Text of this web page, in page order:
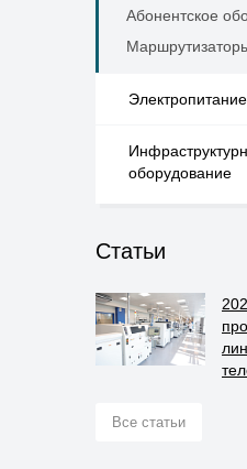
Абонентское
Электропитание
оборудование
Статьи
Все статьи